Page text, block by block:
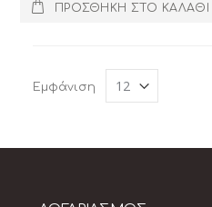
ΠΡΟΣΘΉΚΗ ΣΤΟ ΚΑΛΆΘΙ
Εμφάνιση